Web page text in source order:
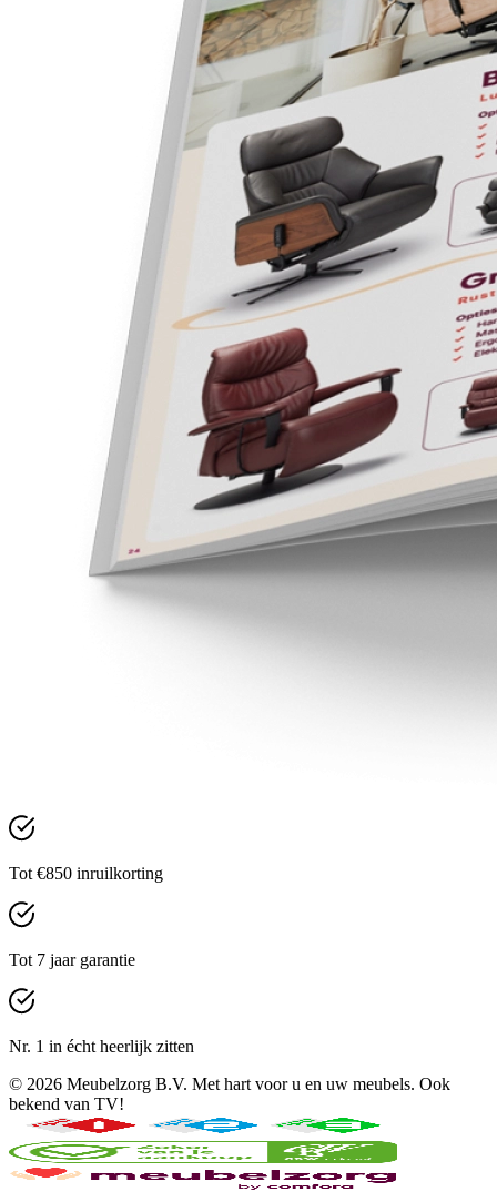
Tot €850 inruilkorting
Tot 7 jaar garantie
Nr. 1 in écht heerlijk zitten
© 2026 Meubelzorg B.V. Met hart voor u en uw meubels. Ook
bekend van TV!